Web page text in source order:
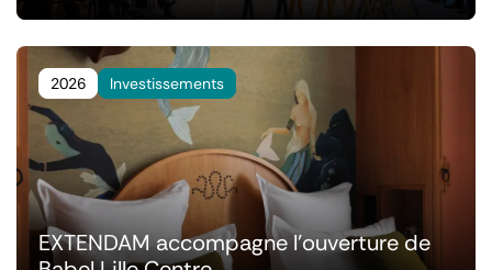
2026 Investissements
EXTENDAM accompagne l'ouverture de